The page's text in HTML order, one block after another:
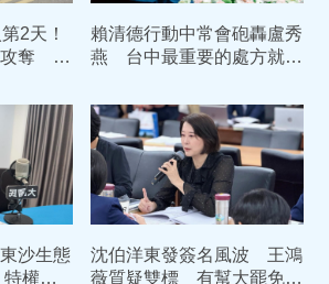
2天！
攻奪 部
賴清德行動中常會砲轟盧秀
燕 台中最重要的處方就是
沙生態
權媽
沈伯洋東發簽名風波 王鴻
薇質疑雙標 有幫大罷免時